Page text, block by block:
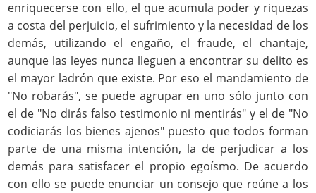
enriquecerse con ello, el que acumula poder y riquezas
a costa del perjuicio, el sufrimiento y la necesidad de los
demás, utilizando el engaño, el fraude, el chantaje,
aunque las leyes nunca lleguen a encontrar su delito es
el mayor ladrón que existe. Por eso el mandamiento de
"No robarás", se puede agrupar en uno sólo junto con
el de "No dirás falso testimonio ni mentirás" y el de "No
codiciarás los bienes ajenos" puesto que todos forman
parte de una misma intención, la de perjudicar a los
demás para satisfacer el propio egoísmo. De acuerdo
con ello se puede enunciar un consejo que reúne a los